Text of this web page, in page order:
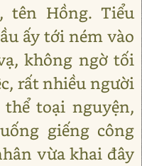
tên Hồng. Tiểu
ấy tới ném vào
không ngờ tối
rất nhiều người
toại nguyện,
giếng công
vừa khai đây